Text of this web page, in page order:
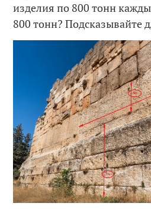
изделия по 800 тонн
800 тонн? Подсказывайте